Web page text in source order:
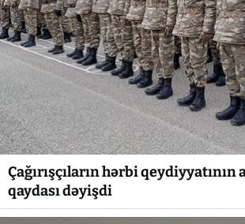
Çağırışçıların hərbi qeydiyyatının
qaydası dəyişdi